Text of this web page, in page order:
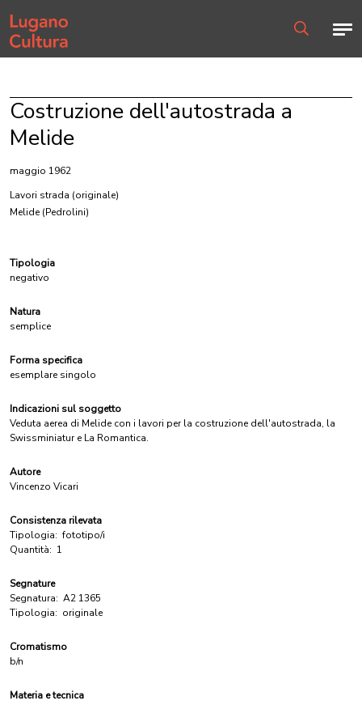
Home page
Costruzione dell'autostrada a
Melide
maggio 1962
Lavori strada (originale)
Melide (Pedrolini)
Tipologia
negativo
Natura
semplice
Forma specifica
esemplare singolo
Indicazioni sul soggetto
Veduta aerea di Melide con i lavori per la costruzione dell'autostrada, la
Swissminiatur e La Romantica.
Autore
Vincenzo Vicari
Consistenza rilevata
Tipologia: fototipo/i
Quantità: 1
Segnature
Segnatura: A2 1365
Tipologia: originale
Cromatismo
b/n
Materia e tecnica